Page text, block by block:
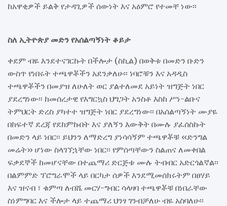
ከአዋቂዎች ይልቅ የታዳጊዎች ሰውነት እና አዕምሮ የተመቸ ነው፡፡
ስለ ኢትዮጵያ መድን የአሰልጣኝነት ቆይታ
ቀደም ብዬ እንደተናገርኩት በችሎታ (ስኪል) በወቅቱ በመድን ቡድን
ውስጥ የነበሩት ተጫዋቾችን አደንቃለሁ፡፡ ነባሮቹን እና አዳዲስ
ተጫዋቾችን በመያዝ ለሁለት ወር ያልተለመደ አይነት ዝግጅት ነበር
ያደረግነው፡፡ ከመሰረታዊ የእግርኳስ ህግጋት አንስቶ እስከ ሥነ-ልቡና
ትምህርት ድረስ ያካተተ ዝግጅት ነበር ያደረግነው፡፡ በአሰልጣኝነት ሙያዬ
በከፍተኛ ደረጃ የደከምኩበት እና ያለኝን እውቅት በሙሉ ያፈሰስኩት
በመድን ላይ ነበር፡፡ ይህንን ለማድረግ ያነሳሳኝም ተጫዋቾቹ ‹‹ድንግል
መሬት›› ሆነው ስላገኘኋቸው ነበር፡፡ የምሰጣቸውን ስልጠና ለመቀበል
ፍቃደኞች ከመሆናቸው በተጨማሪ ድርጅቱ ሙሉ ትብብር አድርጎልኛል፡፡
በልምምድ ፕሮግራሞች ላይ በርካታ ሰዎች እንደሚመሰክሩትም በፀሃይ
እና ዝናብ ፣ ቁምጣ ለብሼ መርሃ-ግብር ሳላዛባ ተጫዋቾቹ በነበራቸው
ስነምግባር እና ችሎታ ላይ ተጨማሪ ህንፃ ገንብቻለሁ ብዬ አስባለሁ፡፡